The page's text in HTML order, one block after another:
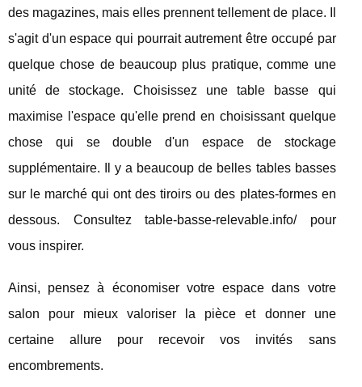
des magazines, mais elles prennent tellement de place. Il
s'agit d'un espace qui pourrait autrement être occupé par
quelque chose de beaucoup plus pratique, comme une
unité de stockage. Choisissez une table basse qui
maximise l'espace qu'elle prend en choisissant quelque
chose qui se double d'un espace de stockage
supplémentaire. Il y a beaucoup de belles tables basses
sur le marché qui ont des tiroirs ou des plates-formes en
dessous. Consultez table-basse-relevable.info/ pour
vous inspirer.
Ainsi, pensez à économiser votre espace dans votre
salon pour mieux valoriser la pièce et donner une
certaine allure pour recevoir vos invités sans
encombrements.